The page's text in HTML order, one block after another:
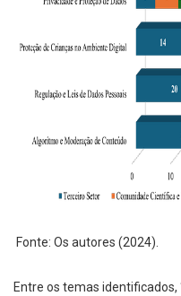
Fonte: Os autores (2024).
Entre os temas identificados,